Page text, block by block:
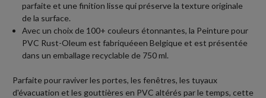
parfaite et une finition lisse qui préserve la texture originale
de la surface.
Avec un choix de 100+ couleurs étonnantes, la Peinture pour
PVC Rust-Oleum est fabriquéeen Belgique et est présentée
dans un emballage recyclable de 750 ml.
Parfaite pour raviver les portes, les fenêtres, les tuyaux
d'évacuation et les gouttières en PVC altérés par le temps, cette